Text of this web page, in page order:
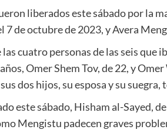
liberados este sábado por la
7 de octubre de 2023, y Avera
las cuatro personas de las seis
Omer Shem Tov, de 22, y
dos hijos, su esposa y su
este sábado, Hisham al-Sayed,
Mengistu padecen graves